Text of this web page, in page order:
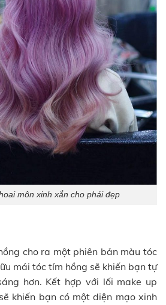
môn xinh xắn cho phái đẹp
cho ra một phiên bản màu tóc
mái tóc tím hồng sẽ khiến bạn tự
hơn. Kết hợp với lối make up
khiến bạn có một diện mạo xinh